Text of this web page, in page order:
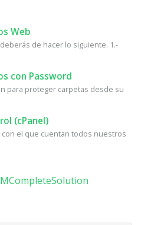
Web
de hacer lo siguiente. 1.-
con Password
para proteger carpetas desde su
(cPanel)
el que cuentan todos nuestros